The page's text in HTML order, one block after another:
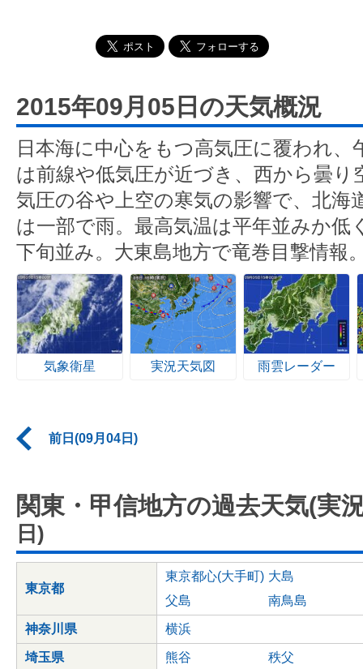
2015年09月05日の天気概況
日本海に中心をもつ高気圧に覆われ、
は前線や低気圧が近づき、西から曇り
気圧の谷や上空の寒気の影響で、北海
は一部で雨。最高気温は平年並みか低
下旬並み。大東島地方で竜巻目撃情報
気象衛星 実況天気図 雨雲レーダー
前日(09月04日)
関東・甲信地方の過去天気(実
日)
東京都
東京都心(大手町) 大島
父島
南鳥島
神奈川県 横浜
埼玉県 熊谷 秩父